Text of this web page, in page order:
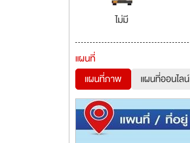
ไม่มี
แผนที่
แผนที่ภาพ
แผนที่ออนไลน์